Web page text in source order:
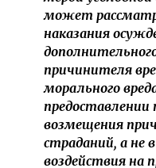
отдельно указала,
присужденной
свидетельствует о
решения.
Кроме того, суд
морального вреда не
дополнительное